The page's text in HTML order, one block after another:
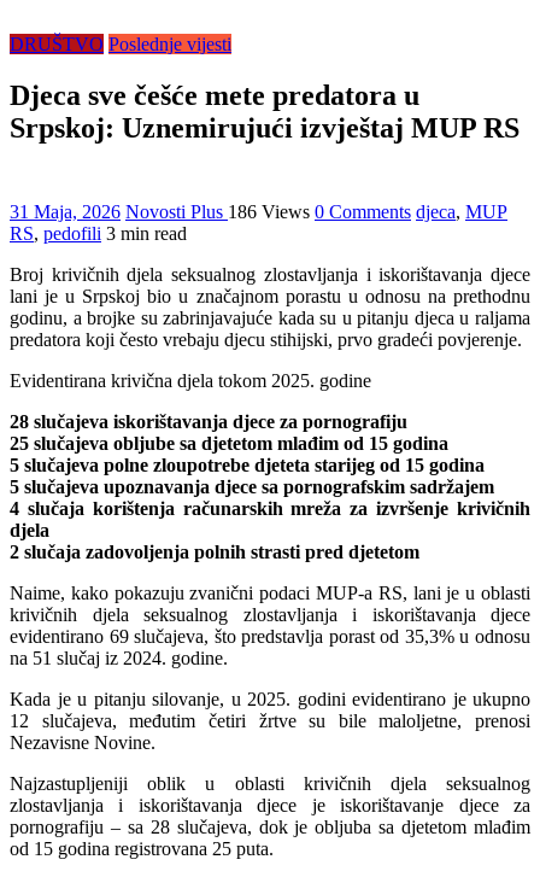
DRUŠTVO Poslednje vijesti
Djeca sve češće mete predatora u
Srpskoj: Uznemirujući izvještaj MUP RS
31 Maja, 2026 Novosti Plus 186 Views 0 Comments djeca, MUP
RS, pedofili 3 min read
Broj krivičnih djela seksualnog zlostavljanja i iskorištavanja djece
lani je u Srpskoj bio u značajnom porastu u odnosu na prethodnu
godinu, a brojke su zabrinjavajuće kada su u pitanju djeca u raljama
predatora koji često vrebaju djecu stihijski, prvo gradeći povjerenje.
Evidentirana krivična djela tokom 2025. godine
28 slučajeva iskorištavanja djece za pornografiju
25 slučajeva obljube sa djetetom mlađim od 15 godina
5 slučajeva polne zloupotrebe djeteta starijeg od 15 godina
5 slučajeva upoznavanja djece sa pornografskim sadržajem
4 slučaja korištenja računarskih mreža za izvršenje krivičnih
djela
2 slučaja zadovoljenja polnih strasti pred djetetom
Naime, kako pokazuju zvanični podaci MUP-a RS, lani je u oblasti
krivičnih djela seksualnog zlostavljanja i iskorištavanja djece
evidentirano 69 slučajeva, što predstavlja porast od 35,3% u odnosu
na 51 slučaj iz 2024. godine.
Kada je u pitanju silovanje, u 2025. godini evidentirano je ukupno
12 slučajeva, međutim četiri žrtve su bile maloljetne, prenosi
Nezavisne Novine.
Najzastupljeniji oblik u oblasti krivičnih djela seksualnog
zlostavljanja i iskorištavanja djece je iskorištavanje djece za
pornografiju – sa 28 slučajeva, dok je obljuba sa djetetom mlađim
od 15 godina registrovana 25 puta.